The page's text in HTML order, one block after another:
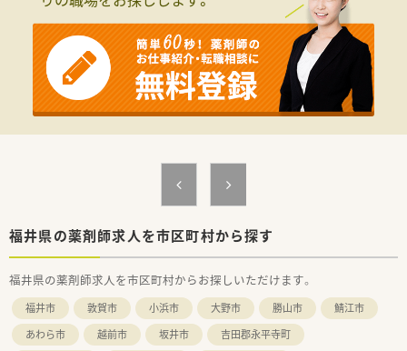
福井県の薬剤師求人を市区町村から探す
福井県の薬剤師求人を市区町村からお探しいただけます。
福井市 敦賀市 小浜市 大野市 勝山市
鯖江市
あわら市
越前市 坂井市
吉田郡永平寺町